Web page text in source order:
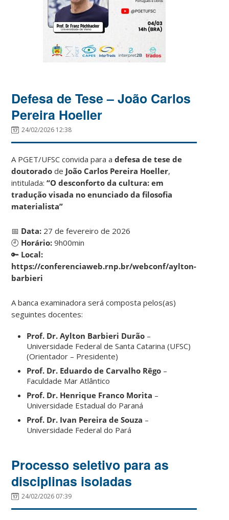
Defesa de Tese – João Carlos
Pereira Hoeller
24/02/2026 12:38
A PGET/UFSC convida para adefesa de tese de
doutorado de João Carlos Pereira Hoeller,
intitulada:“O desconforto da cultura: em
tradução visada no enunciado da filosofia
materialista”
📅 Data: 27 de fevereiro de 2026
🕘 Horário: 9h00min
🔑 Local:
https://conferenciaweb.rnp.br/webconf/aylton-
barbieri
A banca examinadora será composta pelos(as)
seguintes docentes:
Prof. Dr. Aylton Barbieri Durão –
Universidade Federal de Santa Catarina (UFSC)
(Orientador – Presidente)
Prof. Dr. Eduardo de Carvalho Rêgo –
Faculdade Mar Atlântico
Prof. Dr. Henrique Franco Morita –
Universidade Estadual do Paraná
Prof. Dr. Ivan Pereira de Souza –
Universidade Federal do Pará
Processo seletivo para as
disciplinas isoladas
24/02/2026 07:39